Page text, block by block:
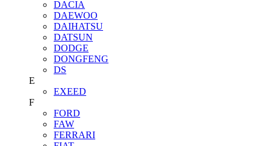
DACIA
DAEWOO
DAIHATSU
DATSUN
DODGE
DONGFENG
DS
E
EXEED
F
FORD
FAW
FERRARI